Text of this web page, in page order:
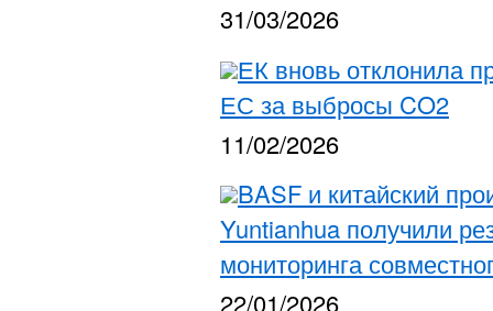
31/03/2026
ЕК вновь отклонила
ЕС за выбросы CO2
11/02/2026
BASF и китайский
Yuntianhua получили
мониторинга
22/01/2026